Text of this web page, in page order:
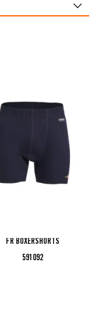
FR BOXERSHORTS
591092